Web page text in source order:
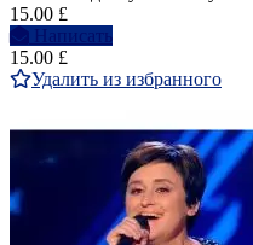
15.00 £
Написать
15.00 £
Удалить из избранного